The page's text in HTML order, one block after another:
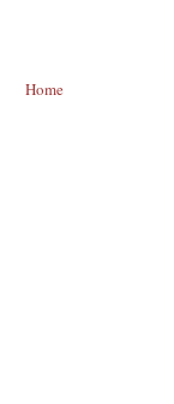
Home